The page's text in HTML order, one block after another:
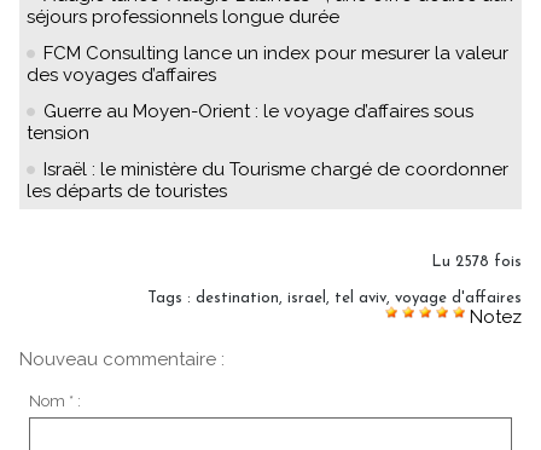
séjours professionnels longue durée
FCM Consulting lance un index pour mesurer la valeur
des voyages d’affaires
Guerre au Moyen-Orient : le voyage d’affaires sous
tension
Israël : le ministère du Tourisme chargé de coordonner
les départs de touristes
Lu 2578 fois
Tags : destination israel tel aviv voyage d'affaires
Notez
Nouveau commentaire :
Nom * :